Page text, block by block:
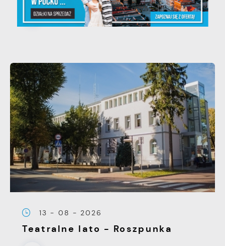
13 - 08 - 2026
Teatralne lato - Roszpunka